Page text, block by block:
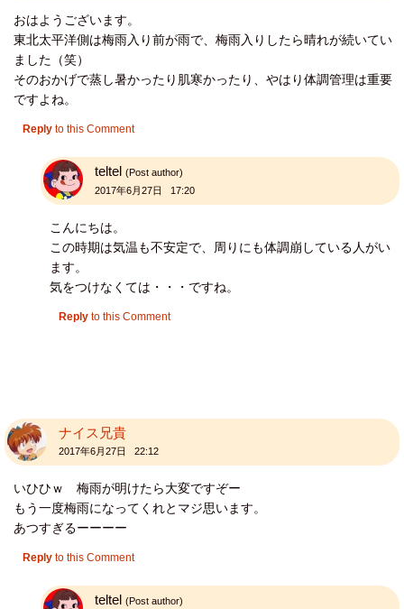
おはようございます。
東北太平洋側は梅雨入り前が雨で、梅雨入りしたら晴れが続いてい
ました（笑）
そのおかげで蒸し暑かったり肌寒かったり、やはり体調管理は重要
ですよね。
Reply to this Comment
teltel (Post author)
2017年6月27日 17:20
こんにちは。
この時期は気温も不安定で、周りにも体調崩している人がい
ます。
気をつけなくては・・・ですね。
Reply to this Comment
ナイス兄貴
2017年6月27日 22:12
いひひｗ 梅雨が明けたら大変ですぞー
もう一度梅雨になってくれとマジ思います。
あつすぎるーーーー
Reply to this Comment
teltel (Post author)